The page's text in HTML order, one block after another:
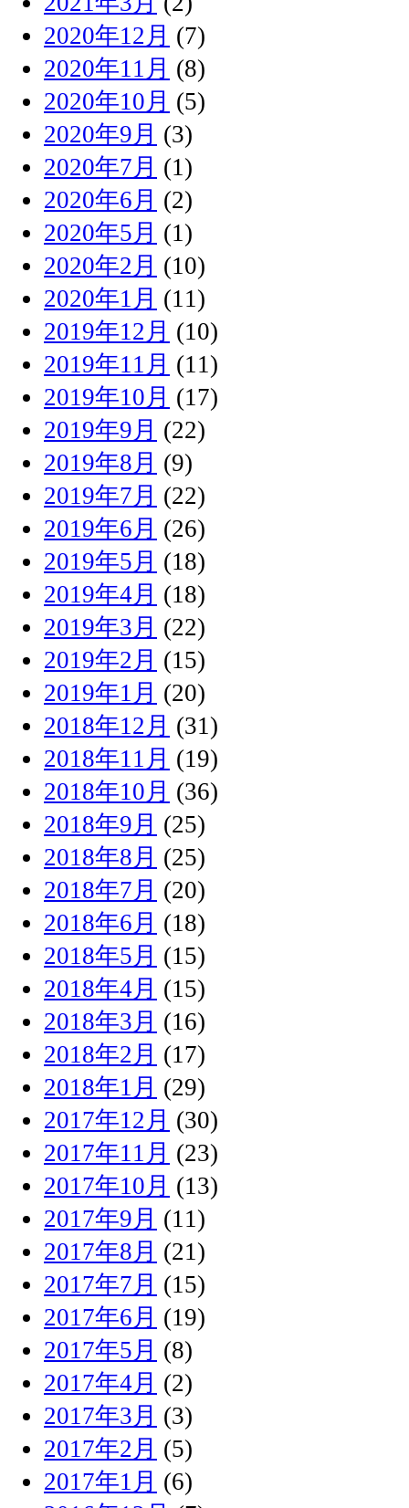
2020年12月 (7)
2020年11月 (8)
2020年10月 (5)
2020年9月 (3)
2020年7月 (1)
2020年6月 (2)
2020年5月 (1)
2020年2月 (10)
2020年1月 (11)
2019年12月 (10)
2019年11月 (11)
2019年10月 (17)
2019年9月 (22)
2019年8月 (9)
2019年7月 (22)
2019年6月 (26)
2019年5月 (18)
2019年4月 (18)
2019年3月 (22)
2019年2月 (15)
2019年1月 (20)
2018年12月 (31)
2018年11月 (19)
2018年10月 (36)
2018年9月 (25)
2018年8月 (25)
2018年7月 (20)
2018年6月 (18)
2018年5月 (15)
2018年4月 (15)
2018年3月 (16)
2018年2月 (17)
2018年1月 (29)
2017年12月 (30)
2017年11月 (23)
2017年10月 (13)
2017年9月 (11)
2017年8月 (21)
2017年7月 (15)
2017年6月 (19)
2017年5月 (8)
2017年4月 (2)
2017年3月 (3)
2017年2月 (5)
2017年1月 (6)